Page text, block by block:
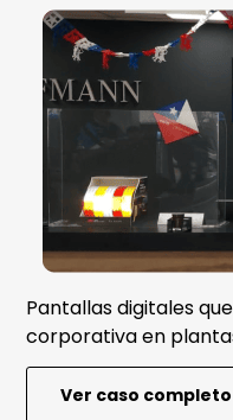
Pantallas digitales
corporativa en
Ver caso completo